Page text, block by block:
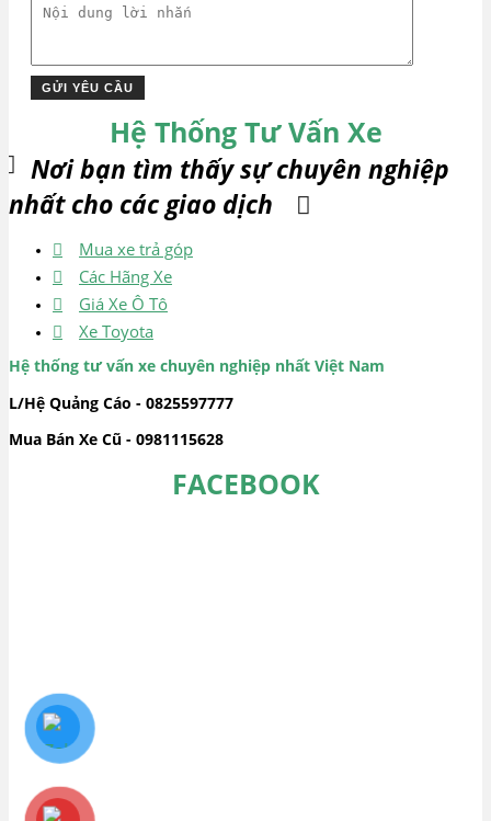
Hệ Thống Tư Vấn Xe
Nơi bạn tìm thấy sự chuyên nghiệp
nhất cho các giao dịch
Mua xe trả góp
Các Hãng Xe
Giá Xe Ô Tô
Xe Toyota
Hệ thống tư vấn xe chuyên nghiệp nhất Việt Nam
L/Hệ Quảng Cáo - 0825597777
Mua Bán Xe Cũ - 0981115628
FACEBOOK